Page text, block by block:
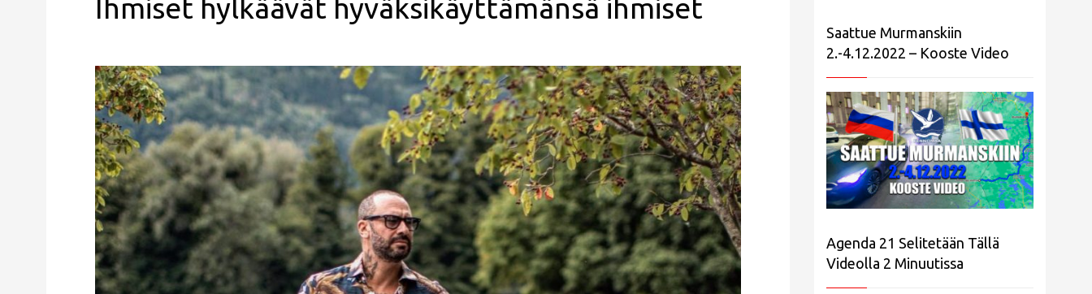
Ihmiset hylkäävät hyväksikäyttämänsä ihmiset
Saattue Murmanskiin
2.-4.12.2022 – Kooste Video
Agenda 21 Selitetään Tällä
Videolla 2 Minuutissa